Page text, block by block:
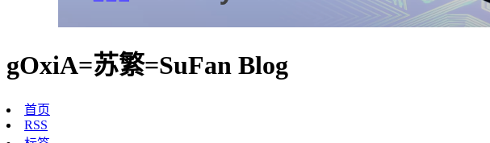
gOxiA=苏繁=SuFan Blog
首页
RSS